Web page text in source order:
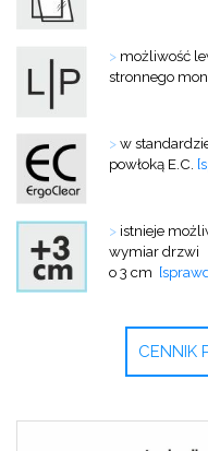
> możliwość
stronnego
>w
powłoką E.C.
> istnieje
wymiar drzwi
o 3 cm
CENNIK